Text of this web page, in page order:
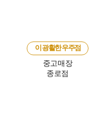
이 광활한 우주점
중고매장
종로점